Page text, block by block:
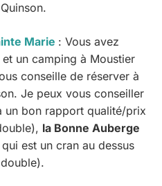
Marie : Vous avez
un camping à Moustier
conseille de réserver à
Je peux vous conseiller
un bon rapport qualité/prix
la Bonne Auberge
est un cran au dessus